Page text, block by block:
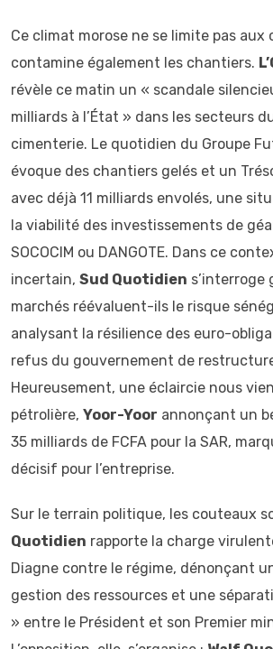
Ce climat morose ne se limite pas aux
contamine également les chantiers.
révèle ce matin un « scandale
milliards à l’État » dans les secteurs
cimenterie. Le quotidien du Groupe
évoque des chantiers gelés et un
avec déjà 11 milliards envolés, une
la viabilité des investissements de
SOCOCIM ou DANGOTE. Dans ce
incertain, Sud Quotidien s’interroge
marchés réévaluent-ils le risque
analysant la résilience des euro-
refus du gouvernement de
Heureusement, une éclaircie nous
pétrolière, Yoor-Yoor annonçant un
35 milliards de FCFA pour la SAR,
décisif pour l’entreprise.
Sur le terrain politique, les couteaux
Quotidien rapporte la charge
Diagne contre le régime, dénonçant
gestion des ressources et une
» entre le Président et son Premier